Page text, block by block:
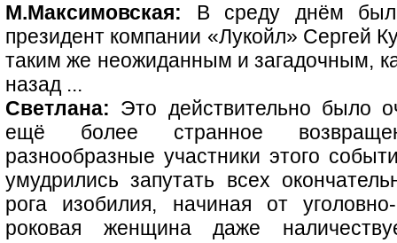
М.Максимовская: В среду днём был
президент компании «Лукойл» Сергей
таким же неожиданным и загадочным,
назад ...
Светлана: Это действительно было
ещё более странное
разнообразные участники этого
умудрились запутать всех
рога изобилия, начиная от
роковая женщина даже